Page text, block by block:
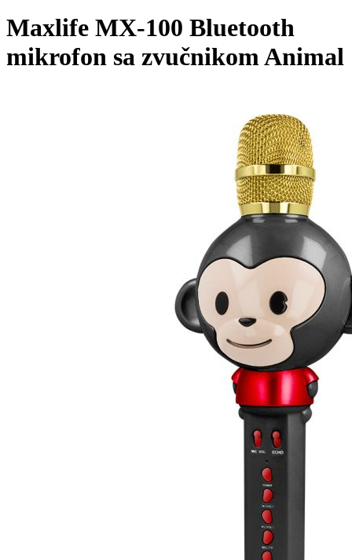
Maxlife MX-100 Bluetooth
mikrofon sa zvučnikom Animal